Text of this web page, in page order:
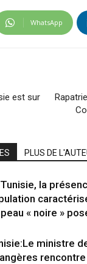
WhatsApp
est sur
PLUS DE
la
« noire »
ministre